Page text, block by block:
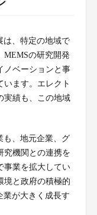
は、特定の地域で
MEMSの研究開発
ノベーションと事
います。エレクト
実績も、この地域
も、地元企業、グ
究機関との連携を
事業を拡大してい
境と政府の積極的
業が大きく成長す